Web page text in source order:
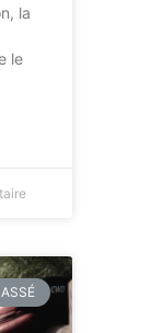
la
le